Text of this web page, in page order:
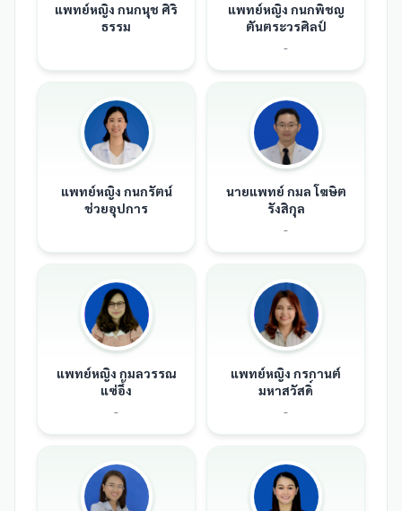
แพทย์หญิง กนกนุช ศิริ
ธรรม
แพทย์หญิง กนกพิชญ
ตันตระวรศิลป์
-
แพทย์หญิง กนกรัตน์
ช่วยอุปการ
นายแพทย์ กมล โฆษิต
รังสิกุล
-
แพทย์หญิง กมลวรรณ
แซ่อึ้ง
-
แพทย์หญิง กรกานต์
มหาสวัสดิ์
-